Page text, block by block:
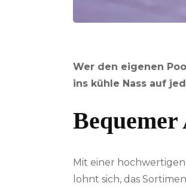
Wer den eigenen
ins kühle Nass auf
Bequemer
Mit einer
lohnt sich, das